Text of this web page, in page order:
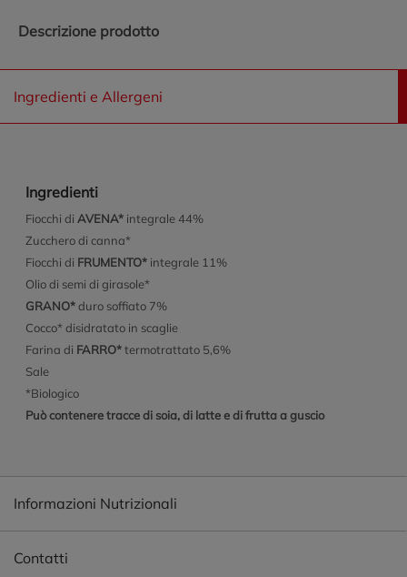
Descrizione prodotto
Ingredienti e Allergeni
Ingredienti
Fiocchi di AVENA*integrale 44%
Zucchero di canna*
Fiocchi di FRUMENTO*integrale 11%
Olio di semi di girasole*
GRANO*duro soffiato 7%
Cocco* disidratato in scaglie
Farina di FARRO*termotrattato 5,6%
Sale
*Biologico
Può contenere tracce di soia, di latte e di frutta a guscio
Informazioni Nutrizionali
Contatti